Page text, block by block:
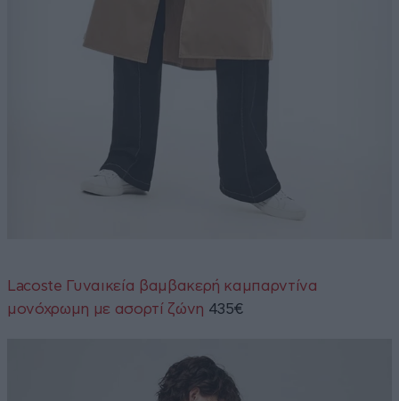
Lacoste Γυναικεία βαμβακερή καμπαρντίνα
μονόχρωμη με ασορτί ζώνη 435€